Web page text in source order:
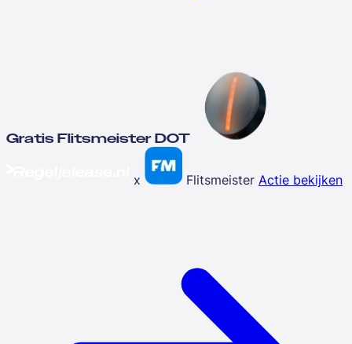
Gratis Flitsmeister DOT
x Flitsmeister Actie bekijken